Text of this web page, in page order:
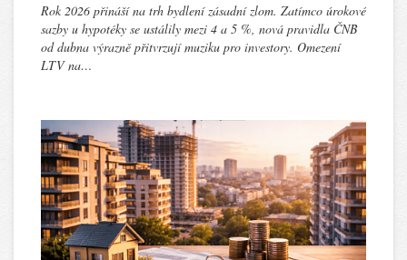
Rok 2026 přináší na trh bydlení zásadní zlom. Zatímco úrokové
sazby u hypotéky se ustálily mezi 4 a 5 %, nová pravidla ČNB
od dubna výrazně přitvrzují muziku pro investory. Omezení
LTV na…